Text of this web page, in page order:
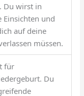
Du wirst in
und
auf deine
müssen.
für
Du